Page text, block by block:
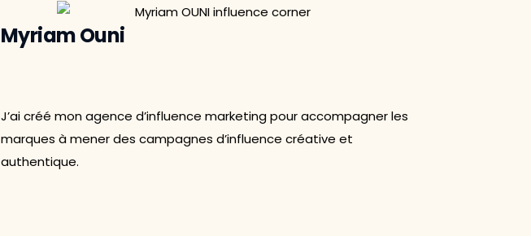
Myriam Ouni
J’ai créé mon agence d’influence marketing pour accompagner les
marques à mener des campagnes d’influence créative et
authentique.